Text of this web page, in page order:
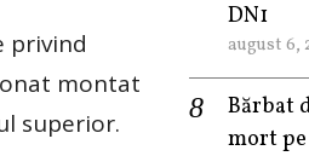
privind
montat
superior.
DN1
august 6,
Bărbat
mort